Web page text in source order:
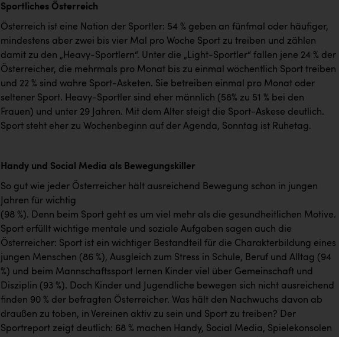
Sportliches Österreich
Österreich ist eine Nation der Sportler: 54 % geben an fünfmal oder häufiger,
mindestens aber zwei bis vier Mal pro Woche Sport zu treiben und zählen
damit zu den „Heavy-Sportlern“. Unter die „Light-Sportler“ fallen jene 24 % der
Österreicher, die mehrmals pro Monat bis zu einmal wöchentlich Sport treiben
und 22 % sind wahre Sport-Asketen. Sie betreiben einmal pro Monat oder
seltener Sport. Heavy-Sportler sind eher männlich (58% zu 51 % bei den
Frauen) und unter 29 Jahren. Mit dem Alter steigt die Sport-Askese deutlich.
Sport steht eher zu Wochenbeginn auf der Agenda, Sonntag ist Ruhetag.
Handy und Social Media als Bewegungskiller
So gut wie jeder Österreicher hält ausreichend Bewegung schon in jungen
Jahren für wichtig
(98 %). Denn beim Sport geht es um viel mehr als die gesundheitlichen Motive.
Sport erfüllt wichtige mentale und soziale Aufgaben sagen auch die
Österreicher: Sport ist ein wichtiger Bestandteil für die Charakterbildung eines
jungen Menschen (86 %), Ausgleich zum Stress in Schule, Beruf und Alltag (94
%) und beim Mannschaftssport lernen Kinder viel über Gemeinschaft und
Disziplin (93 %). Doch Kinder und Jugendliche bewegen sich nicht ausreichend
finden 90 % der befragten Österreicher. Was hält den Nachwuchs davon ab
draußen zu toben, in Vereinen aktiv zu sein und Sport zu treiben? Der
Sportreport zeigt deutlich: 68 % machen Handy, Social Media, Spielekonsolen